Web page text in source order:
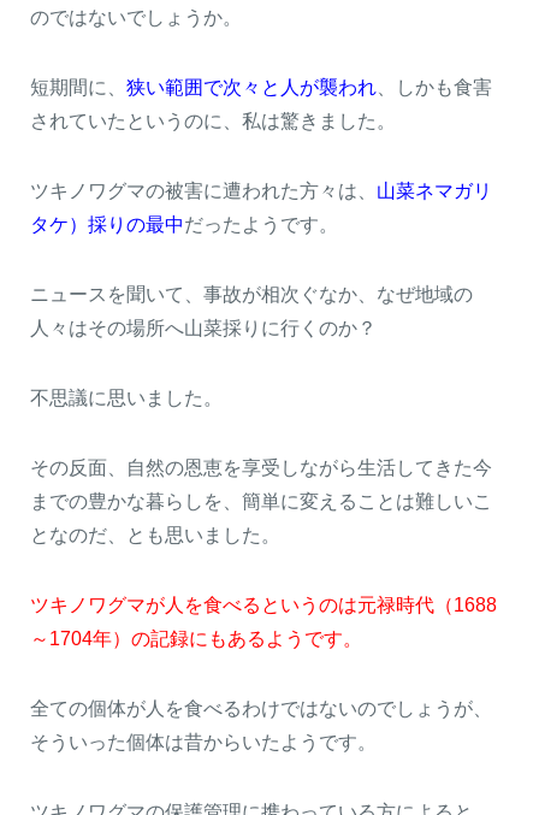
閉じる
のではないでしょうか。
短期間に、 狭い範囲で次々と人が襲われ 、しかも食害
されていたというのに、私は驚きました。
ツキノワグマの被害に遭われた方々は、 山菜ネマガリ
タケ）採りの最中だったようです。
ニュースを聞いて、事故が相次ぐなか、なぜ地域の
人々はその場所へ山菜採りに行くのか？
不思議に思いました。
その反面、自然の恩恵を享受しながら生活してきた今
までの豊かな暮らしを、簡単に変えることは難しいこ
となのだ、とも思いました。
ツキノワグマが人を食べるというのは元禄時代（1688
～1704年）の記録にもあるようです。
全ての個体が人を食べるわけではないのでしょうが、
そういった個体は昔からいたようです。